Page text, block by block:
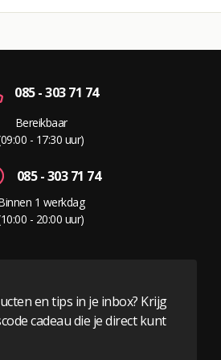
085 - 303 71 74
Bereikbaar
- 17:30 uur)
085 - 303 71 74
1 werkdag
- 20:00 uur)
en tips in je inbox? Krijg
cadeau die je direct kunt